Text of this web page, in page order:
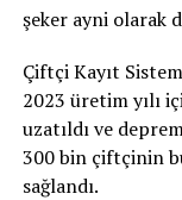
şeker ayni olarak
Çiftçi Kayıt
2023 üretim yılı
uzatıldı ve
300 bin çiftçinin
sağlandı.